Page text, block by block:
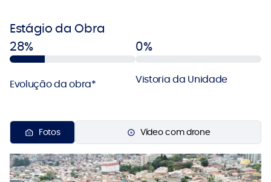
Estágio da Obra
28%
Evolução da obra*
0%
Vistoria da Unidade
Fotos Vídeo com drone